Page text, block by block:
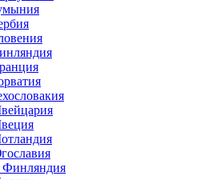
Финляндия